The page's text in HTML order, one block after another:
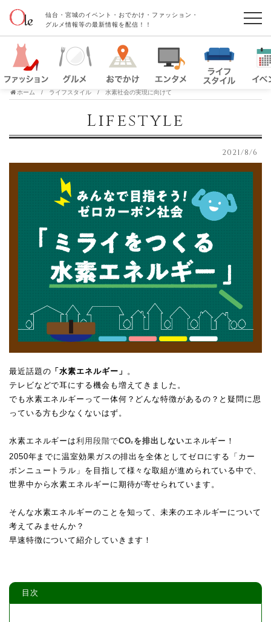
仙台・宮城のイベント・おでかけ・ファッション・
グルメ情報等の最新情報を配信！！
ホーム ライフスタイル 水素社会の実現に向けて
Lifestyle
2021/8/6
最近話題の 「水素エネルギー」 。
テレビなどで耳にする機会も増えてきました。
でも水素エネルギーって一体何？どんな特徴があるの？と疑問に思
っている方も少なくないはず。
水素エネルギーは利用段階でCO²を排出しないエネルギー！
2050年までに温室効果ガスの排出を全体としてゼロにする「カー
ボンニュートラル」を目指して様々な取組が進められている中で、
世界中から水素エネルギーに期待が寄せられています。
そんな水素エネルギーのことを知って、未来のエネルギーについて
考えてみませんか？
早速特徴について紹介していきます！
目次